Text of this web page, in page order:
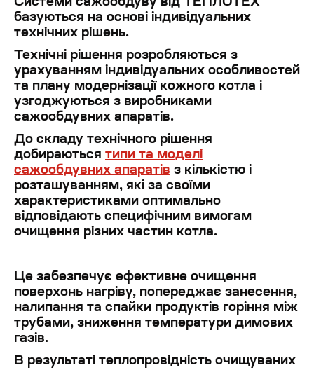
Системи сажообдуву від ТЕПЛОТЕХ
базуються на основі індивідуальних
технічних рішень.
Технічні рішення розробляються з
урахуванням індивідуальних особливостей
та плану модернізації кожного котла і
узгоджуються з виробниками
сажообдувних апаратів.
До складу технічного рішення
добираються типи та моделі
сажообдувних апаратів з кількістю і
розташуванням, які за своїми
характеристиками оптимально
відповідають специфічним вимогам
очищення різних частин котла.
Це забезпечує ефективне очищення
поверхонь нагріву, попереджає занесення,
налипання та спайки продуктів горіння між
трубами, зниження температури димових
газів.
В результаті теплопровідність очищуваних